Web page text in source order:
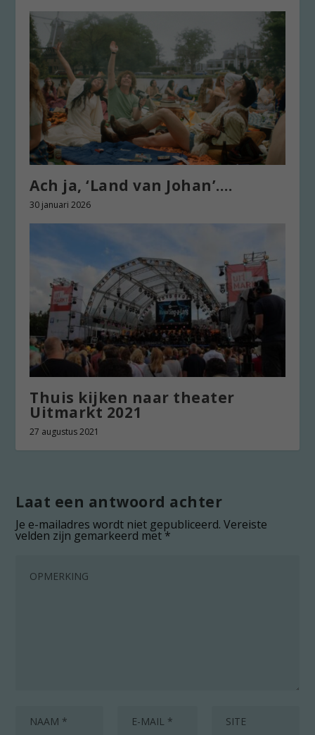
Ach ja, ‘Land van Johan’….
30 januari 2026
Thuis kijken naar theater
Uitmarkt 2021
27 augustus 2021
Laat een antwoord achter
Je e-mailadres wordt niet gepubliceerd. Vereiste
velden zijn gemarkeerd met*